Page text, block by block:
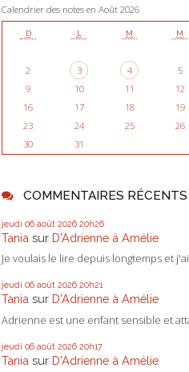
Calendrier des notes en Août 2026
D L M M
2
3 4 5
9
10 11 12
16
17 18 19
23
24 25 26
30
31
COMMENTAIRES RÉCENTS
jeudi 06 août 2026 20h26
Tania sur D'Adrienne à Amélie
Je voulais le lire depuis longtemps et
jeudi 06 août 2026 20h21
Tania sur D'Adrienne à Amélie
Adrienne est une enfant sensible et
jeudi 06 août 2026 20h17
Tania sur D'Adrienne à Amélie